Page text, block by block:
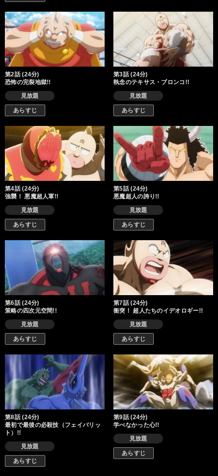
第2話 (24分)
恐怖の完裂地獄!!
見放題
あらすじ
第3話 (24分)
執念のテキサス・ブロンコ!!
見放題
あらすじ
第4話 (24分)
強襲！ 悪魔超人軍!!
見放題
あらすじ
第5話 (24分)
悪魔超人の誇り!!
見放題
あらすじ
第6話 (24分)
策略の四次元空間!!
見放題
あらすじ
第7話 (24分)
衝突！ 超人たちのイデオロギー!!
見放題
あらすじ
第8話 (24分)
最初で最後の必殺技（フェイバリッ
ト）!!
見放題
あらすじ
第9話 (24分)
学べなかった心!!
見放題
あらすじ